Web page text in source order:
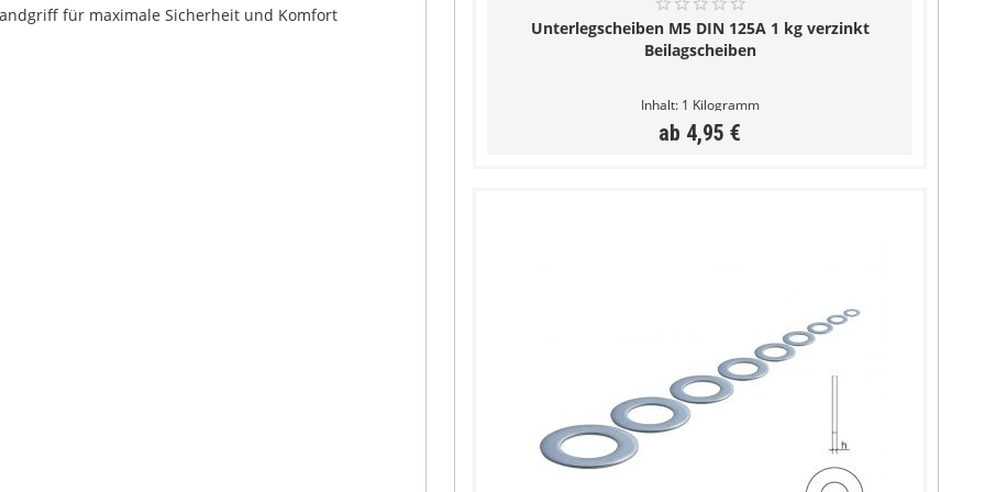
für maximale Sicherheit und Komfort
Unterlegscheiben M5 DIN 125A 1 kg verzinkt
Beilagscheiben
Inhalt: 1 Kilogramm
ab 4,95 €